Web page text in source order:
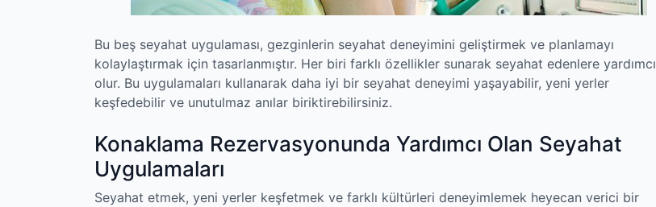
Bu beş seyahat uygulaması, gezginlerin seyahat deneyimini geliştirmek ve planlamayı
kolaylaştırmak için tasarlanmıştır. Her biri farklı özellikler sunarak seyahat edenlere yardımcı
olur. Bu uygulamaları kullanarak daha iyi bir seyahat deneyimi yaşayabilir, yeni yerler
keşfedebilir ve unutulmaz anılar biriktirebilirsiniz.
Konaklama Rezervasyonunda Yardımcı Olan Seyahat
Uygulamaları
Seyahat etmek, yeni yerler keşfetmek ve farklı kültürleri deneyimlemek heyecan verici bir